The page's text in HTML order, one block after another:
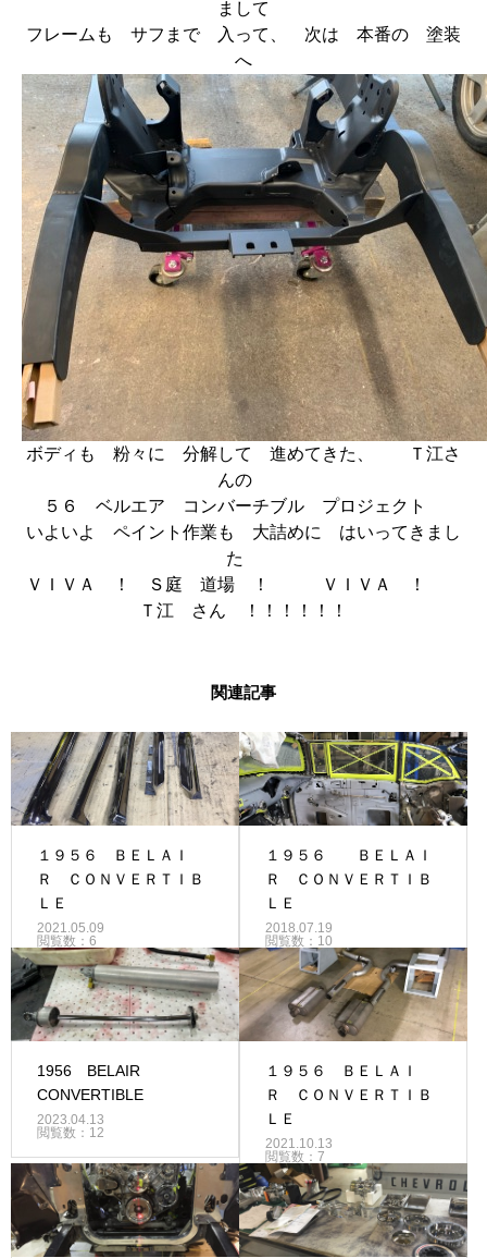
まして
フレームも サフまで 入って、 次は 本番の 塗装
へ
ボディも 粉々に 分解して 進めてきた、 Ｔ江さ
んの
５６ ベルエア コンバーチブル プロジェクト
いよいよ ペイント作業も 大詰めに はいってきまし
た
ＶＩＶＡ ！ Ｓ庭 道場 ！ ＶＩＶＡ ！
Ｔ江 さん ！！！！！！
関連記事
１９５６ ＢＥＬＡＩ
Ｒ ＣＯＮＶＥＲＴＩＢ
ＬＥ
2021.05.09
閲覧数：6
１９５６ ＢＥＬＡＩ
Ｒ ＣＯＮＶＥＲＴＩＢ
ＬＥ
2018.07.19
閲覧数：10
1956 BELAIR
CONVERTIBLE
2023.04.13
閲覧数：12
１９５６ ＢＥＬＡＩ
Ｒ ＣＯＮＶＥＲＴＩＢ
ＬＥ
2021.10.13
閲覧数：7